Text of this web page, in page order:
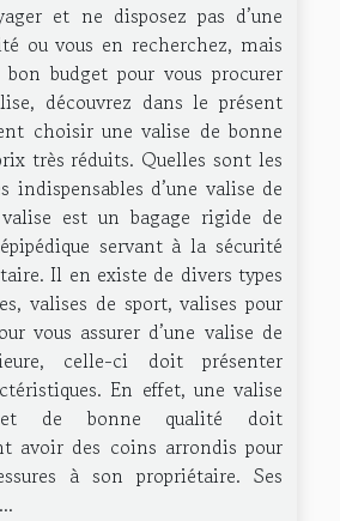
et ne disposez pas d’une
ou vous en recherchez, mais
bon budget pour vous procurer
découvrez dans le présent
choisir une valise de bonne
très réduits. Quelles sont les
indispensables d’une valise de
est un bagage rigide de
servant à la sécurité
Il en existe de divers types
valises de sport, valises pour
vous assurer d’une valise de
celle-ci doit présenter
En effet, une valise
de bonne qualité doit
avoir des coins arrondis pour
à son propriétaire. Ses